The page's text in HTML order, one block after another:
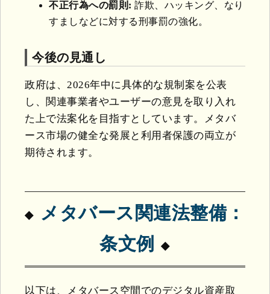
不正行為への罰則: 詐欺、ハッキング、なり
すましなどに対する刑事罰の強化。
今後の見通し
政府は、2026年中に具体的な規制案を公表
し、関連事業者やユーザーの意見を取り入れ
た上で法案化を目指すとしています。メタバ
ース市場の健全な発展と利用者保護の両立が
期待されます。
メタバース関連法整備：
条文例
以下は、メタバース空間でのデジタル資産取